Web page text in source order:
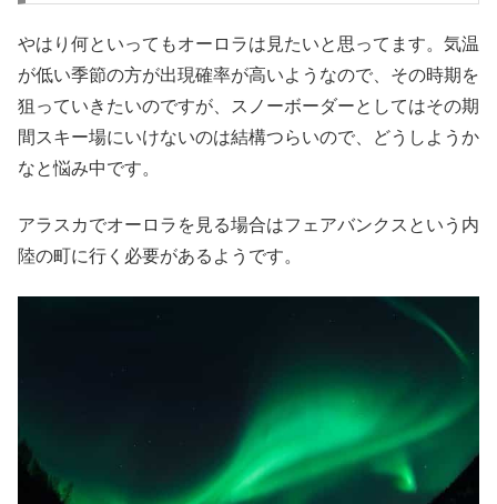
やはり何といってもオーロラは見たいと思ってます。気温
が低い季節の方が出現確率が高いようなので、その時期を
狙っていきたいのですが、スノーボーダーとしてはその期
間スキー場にいけないのは結構つらいので、どうしようか
なと悩み中です。
アラスカでオーロラを見る場合はフェアバンクスという内
陸の町に行く必要があるようです。